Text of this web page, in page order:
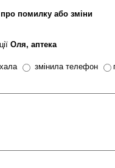
помилку або зміни
Оля, аптека
змінила телефон